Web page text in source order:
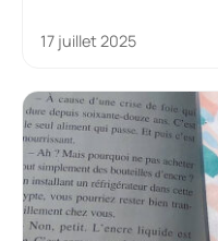
17 juillet 2025